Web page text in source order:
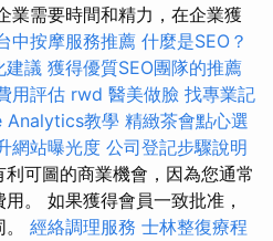
業需要時間和精力，在企業獲
中按摩服務推薦 什麼是SEO？
建議 獲得優質SEO團隊的推薦
用評估 rwd 醫美做臉 找專業記
Analytics教學 精緻茶會點心選
網站曝光度 公司登記步驟說明
可圖的商業機會，因為您通常
。 如果獲得會員一致批准，
經絡調理服務 士林整復療程